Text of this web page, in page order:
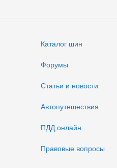
Каталог шин
Форумы
Статьи и новости
Автопутешествия
ПДД онлайн
Правовые вопросы